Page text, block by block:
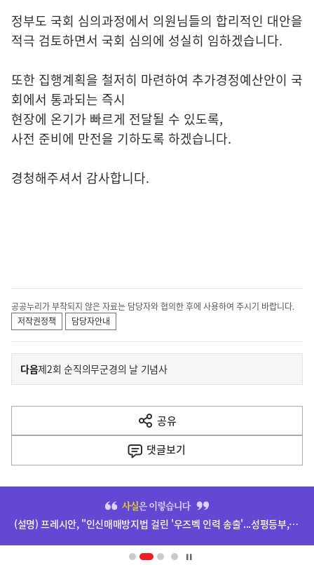
정부도 국회 심의과정에서 의원님들의 합리적인 대안을
적극 검토하면서 국회 심의에 성실히 임하겠습니다.
또한 집행계획을 철저히 마련하여 추가경정예산안이 국
회에서 통과되는 즉시
현장에 온기가 빠르게 전달될 수 있도록,
사전 준비에 만전을 기하도록 하겠습니다.
경청해주셔서 감사합니다.
공공누리가 부착되지 않은 자료는 담당자와 협의한 후에 사용하여 주시기 바랍니다.
저작권정책
담당자안내
이
전
다
음
다음기
사
제2회 순직의무군경의 날 기념사
공유
열
기
댓글보기
(설명) 프레시안, "인신매매방지법 걸린 '우즈벡 인력 송출'...성평등부,노동·법무부에 개선 요청" 관련